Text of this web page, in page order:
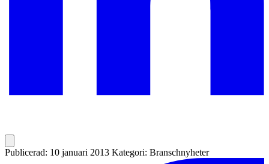
Publicerad: 10 januari 2013 Kategori: Branschnyheter